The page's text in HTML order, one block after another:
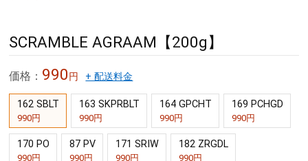
SCRAMBLE AGRAAM【200g】
価格： 990円 + 配送料金
162 SBLT
990円
163 SKPRBLT
990円
164 GPCHT
990円
169 PCHGD
990円
170 PO
990円
87 PV
990円
171 SRIW
990円
182 ZRGDL
990円